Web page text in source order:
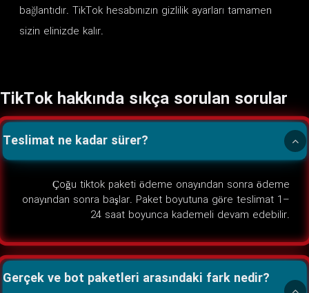
bağlantıdır. TikTok hesabınızın gizlilik ayarları tamamen
sizin elinizde kalır.
TikTok hakkında sıkça sorulan sorular
Teslimat ne kadar sürer?
Çoğu tiktok paketi ödeme onayından sonra ödeme
onayından sonra başlar. Paket boyutuna göre teslimat 1–
24 saat boyunca kademeli devam edebilir.
Gerçek ve bot paketleri arasındaki fark nedir?